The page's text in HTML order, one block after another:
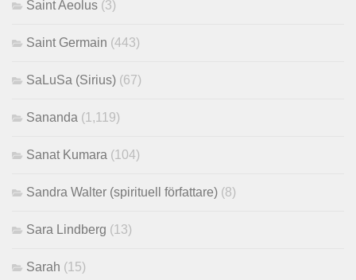
Saint Aeolus (3)
Saint Germain (443)
SaLuSa (Sirius) (67)
Sananda (1,119)
Sanat Kumara (104)
Sandra Walter (spirituell författare) (8)
Sara Lindberg (13)
Sarah (15)